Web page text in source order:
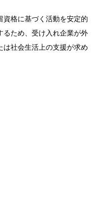
資格に基づく活動を安定的
るため、受け入れ企業が外
は社会生活上の支援が求め